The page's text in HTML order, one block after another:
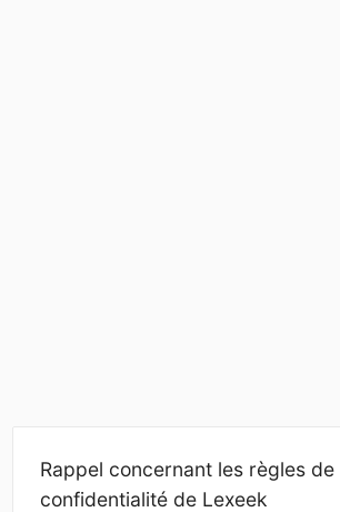
Rappel concernant les règles de
confidentialité de Lexeek